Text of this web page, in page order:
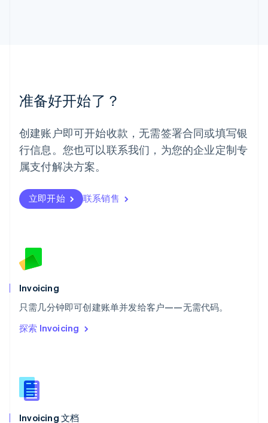
准备好开始了？
创建账户即可开始收款，无需签署合同或填写银
行信息。您也可以联系我们，为您的企业定制专
属支付解决方案。
立即开始 联系销售
Invoicing
只需几分钟即可创建账单并发给客户——无需代码。
探索 Invoicing
Invoicing 文档
English
葡萄牙
日本
日本語 English
瑞典
SvenskaEnglish
Deutsch FrançaisItaliano English
塞浦路斯
English
ไทยEnglish
希腊
English
西班牙
新西兰
English
匈牙利
English